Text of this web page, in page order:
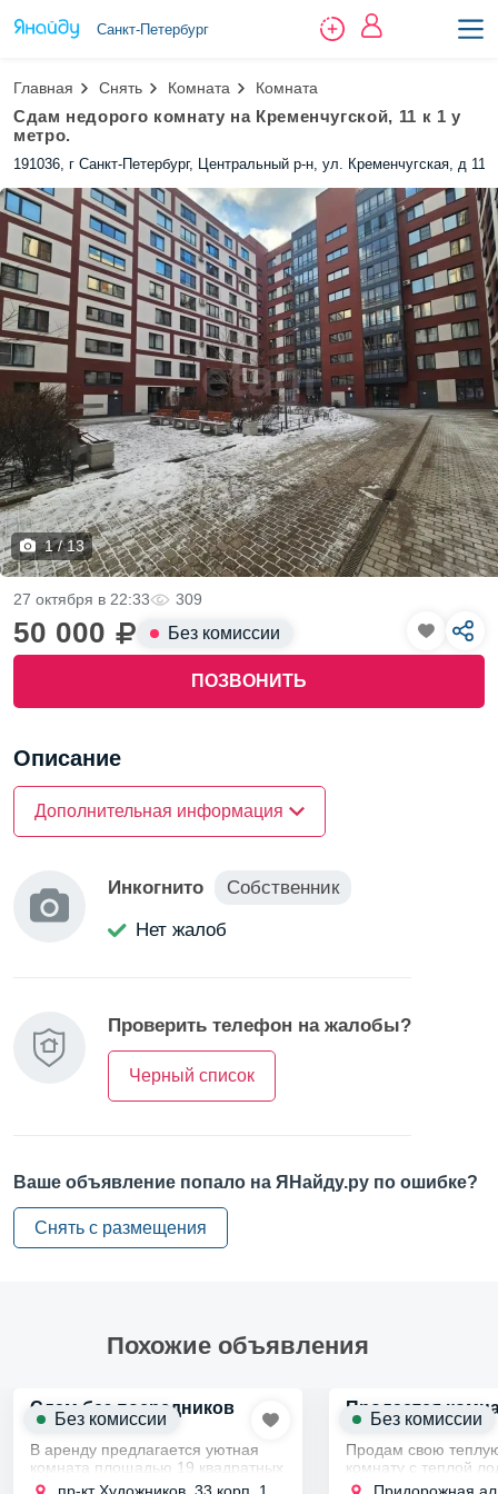
Санкт-Петербург
Главная Снять Комната Комната
Сдам недорого комнату на Кременчугской, 11 к 1 у
метро.
191036, г Санкт-Петербург, Центральный р-н, ул. Кременчугская, д 11
1 / 13
50 000 Без комиссии
ПОЗВОНИТЬ
27 октября в 22:33 309
Описание
Тип комнаты —в общежитии
Дополнительная информация
Инкогнито
Собственник
Нет жалоб
Проверить телефон на жалобы?
Черный список
Ваше объявление попало на ЯНайду.ру по ошибке?
Снять с размещения
Похожие объявления
Сдам без посредников
В аренду предлагается уютная
комната площадью 19 квадратных
метров. Это пространство
Без комиссии
Продается
собственника
Продам свою
комнату с теплой
коммунальной
Без комиссии